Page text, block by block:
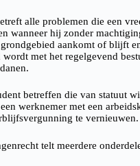
alle problemen die een
wanneer hij zonder
aankomt of blijft
wordt met het regelgevend
betreffen die van statuut
werknemer met een
te vernieuwen.
telt meerdere